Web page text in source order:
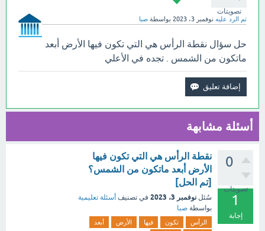
تصويتات
تم الرد عليه نوفمبر 3، 2023 بواسطة صبا
حل سؤال نقطة الرأس هي التي تكون فيها الأرض أبعد
ماتكون من الشمس . تجده في الأعلي
أسئلة مشابهة
0
تصويتات
1
إجابة
نقطة الرأس هي التي تكون فيها
الأرض أبعد ماتكون من الشمس؟
[تم الحل]
سُئل نوفمبر 3، 2023 في تصنيف أسئلة تعليمية
بواسطة صبا
الرأس تكون فيها الأرض
أبعد